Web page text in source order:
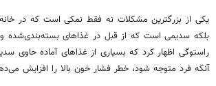
یکی از بزرگترین مشکلات نه فقط نمکی است که در
بلکه سدیمی است که از قبل در غذاهای بسته‌بندی‌شده و
راستوگی اظهار کرد که بسیاری از غذاهای آماده حاوی
آنکه فرد متوجه شود، خطر فشار خون بالا را افزایش